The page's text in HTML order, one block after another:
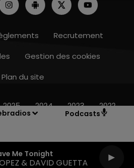
Podcasts
Me Tonight
& DAVID GUETTA
- 20h00
Recrutement
Gestion des cookies
Plan du site
2025 2024 2023 2022